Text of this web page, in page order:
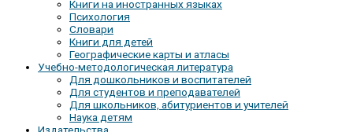
Книги на иностранных языках
Психология
Словари
Книги для детей
Географические карты и атласы
Учебно-методологическая литература
Для дошкольников и воспитателей
Для студентов и преподавателей
Для школьников, абитуриентов и учителей
Наука детям
Издательства